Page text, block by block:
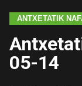
ANTXETATIK
05-14